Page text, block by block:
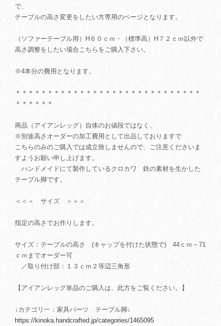
で、
テーブルの高さ変更をしたい方専用のページとなります。
（ソファーテーブル用）H６０ｃｍ・（標準高）H７２ｃｍ以外で
高さ調整をしたい場合こちらをご購入下さい。
※4本分の費用となります。
＊＊＊＊＊＊＊＊＊＊＊＊＊＊＊＊＊＊＊＊＊＊＊＊＊＊＊＊＊
＊＊＊＊＊＊
商品（アイアンレッグ）自体のお値段ではなく、
※別途高さオーダーの加工費用として出品しておりますで
こちらのみのご購入では成立致しませんので、ご注意くださいま
すようお願い申し上げます。
ハンドメイドにて製作しているクロカワ 鉄の素材を生かした
テーブル脚です。
＜＜＜ サイズ ＞＞＞
指定の高さでお作りします。
サイズ：テーブルの高さ (キャップを付けた状態で) 44ｃｍ～71
ｃｍまでオーダー可
／取り付け部：１３ｃｍ２等辺三角形
【アイアンレッグ単品のご購入は、此方をご覧ください。】
↓カテゴリ一：家具パーツ テーブル脚↓
https://kinoka.handcrafted.jp/categories/1465095